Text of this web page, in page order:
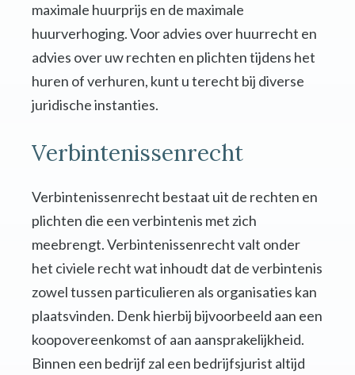
maximale huurprijs en de maximale
huurverhoging. Voor advies over huurrecht en
advies over uw rechten en plichten tijdens het
huren of verhuren, kunt u terecht bij diverse
juridische instanties.
Verbintenissenrecht
Verbintenissenrecht bestaat uit de rechten en
plichten die een verbintenis met zich
meebrengt. Verbintenissenrecht valt onder
het civiele recht wat inhoudt dat de verbintenis
zowel tussen particulieren als organisaties kan
plaatsvinden. Denk hierbij bijvoorbeeld aan een
koopovereenkomst of aan aansprakelijkheid.
Binnen een bedrijf zal een bedrijfsjurist altijd